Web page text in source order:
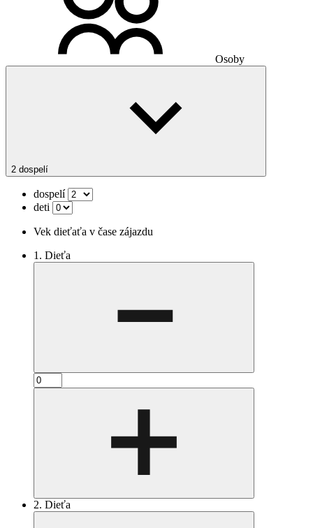
Osoby
2 dospelí
dospelí
deti
Vek dieťaťa v čase zájazdu
1. Dieťa
2. Dieťa